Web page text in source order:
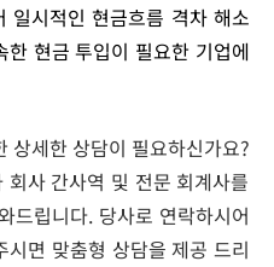
일시적인 현금흐름 격차 해소
현금 투입이 필요한 기업에
상세한 상담이 필요하신가요?
회사 간사역 및 전문 회계사를
드립니다. 당사로 연락하시어
면 맞춤형 상담을 제공 드리